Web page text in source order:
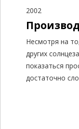
2002
Несмотря на
других
показаться
достаточно
00
0
1
2